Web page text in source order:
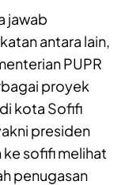
jawab
antara lain,
PUPR
proyek
kota Sofifi
presiden
ke sofifi melihat
penugasan